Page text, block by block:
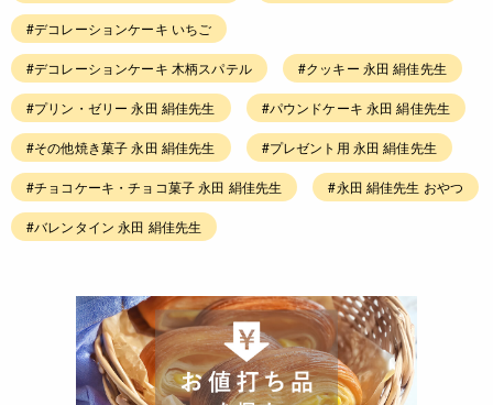
#デコレーションケーキ いちご
#デコレーションケーキ 木柄スパテル #クッキー 永田 絹佳先生
#プリン・ゼリー 永田 絹佳先生 #パウンドケーキ 永田 絹佳先生
#その他焼き菓子 永田 絹佳先生 #プレゼント用 永田 絹佳先生
#チョコケーキ・チョコ菓子 永田 絹佳先生 #永田 絹佳先生 おやつ
#バレンタイン 永田 絹佳先生